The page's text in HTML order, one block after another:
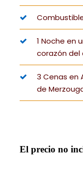
1 Noche en
corazón del
3 Cenas en
de
El precio no